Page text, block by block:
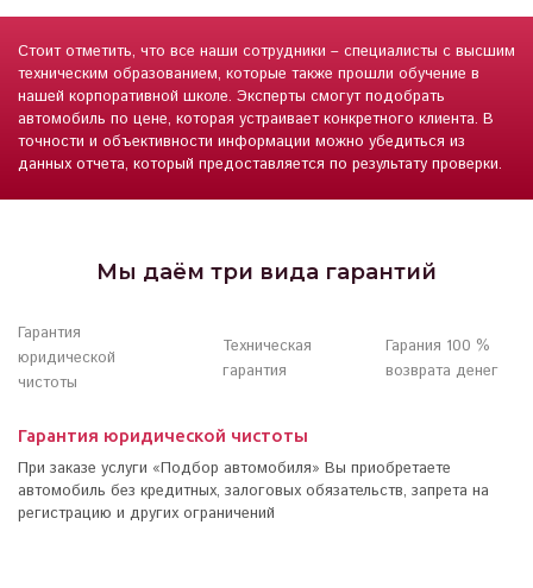
Стоит отметить, что все наши сотрудники – специалисты с высшим
техническим образованием, которые также прошли обучение в
нашей корпоративной школе. Эксперты смогут подобрать
автомобиль по цене, которая устраивает конкретного клиента. В
точности и объективности информации можно убедиться из
данных отчета, который предоставляется по результату проверки.
Мы даём три вида гарантий
Гарантия
юридической
чистоты
Техническая
гарантия
Гарания 100 %
возврата денег
Гарантия юридической чистоты
При заказе услуги «Подбор автомобиля» Вы приобретаете
автомобиль без кредитных, залоговых обязательств, запрета на
регистрацию и других ограничений